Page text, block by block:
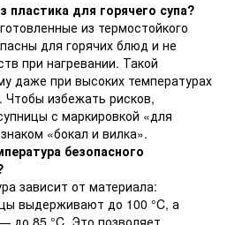
пластика для горячего супа?
из термостойкого
для горячих блюд и не
при нагревании. Такой
даже при высоких температурах
Чтобы избежать рисков,
с маркировкой «для
«бокал и вилка».
безопасного
зависит от материала:
выдерживают до 100 °C, а